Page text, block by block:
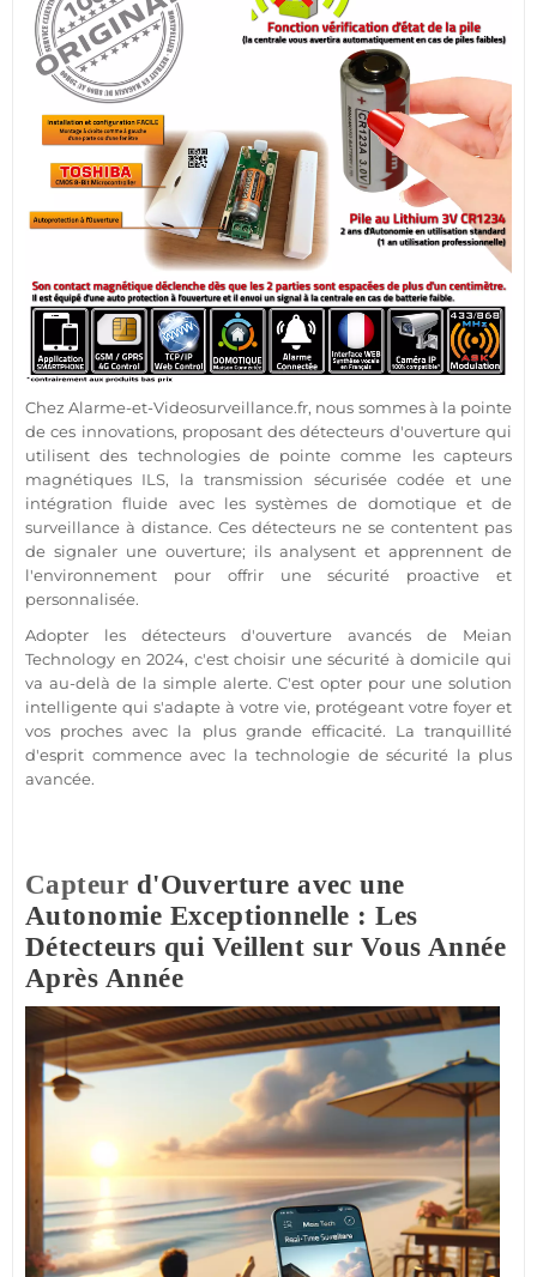
ChezAlarme-et-Videosurveillance.fr, nous sommes à la pointe
de ces innovations, proposant des détecteurs d'ouverture qui
utilisent des technologies de pointe comme les capteurs
magnétiques ILS, latransmission sécuriséecodée et une
intégration fluide avec les systèmes de domotiqueet de
surveillance à distance. Ces détecteurs ne se contentent pas
de signaler une ouverture; ils analysent et apprennent de
l'environnement pour offrir unesécurité proactive et
personnalisée.
Adopter les détecteurs d'ouverture avancés de Meian
Technology en 2024, c'est choisir unesécurité à domicile qui
va au-delà de la simple alerte. C'est opter pour une solution
intelligente qui s'adapte à votre vie, protégeant votre foyer et
vos proches avec la plus grande efficacité. La tranquillité
d'esprit commence avec la technologie de sécurité la plus
avancée.
Capteur d'Ouverture avec une
Autonomie Exceptionnelle : Les
Détecteurs qui Veillent sur Vous Année
Après Année